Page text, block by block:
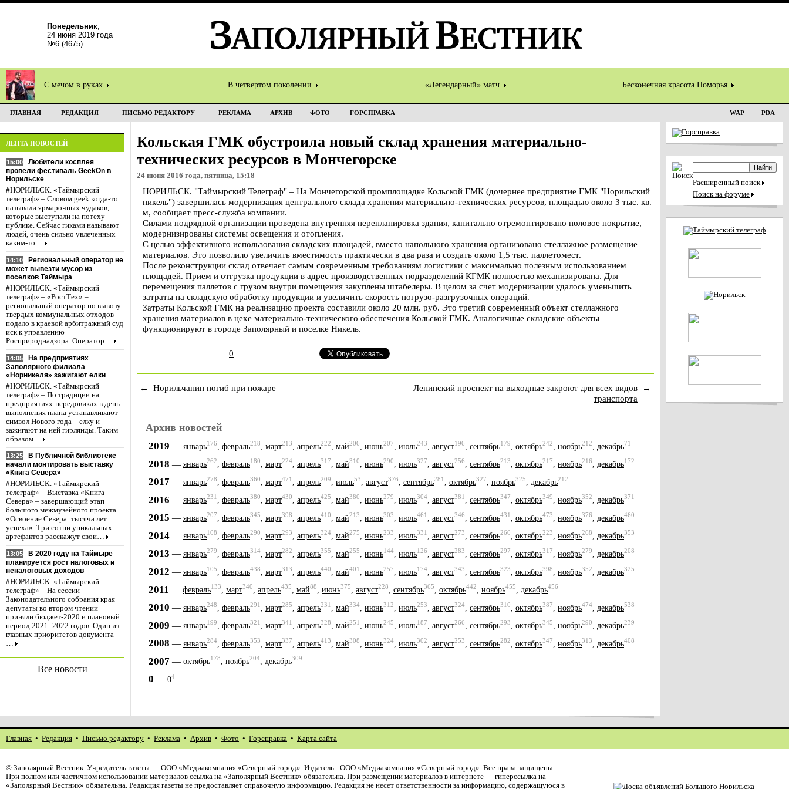
Понедельник,
24 июня 2019 года
№6 (4675)
С мечом в руках В четвертом поколении «Легендарный» матч Бесконечная красота Поморья
ГЛАВНАЯ РЕДАКЦИЯ ПИСЬМО РЕДАКТОРУ РЕКЛАМА АРХИВ ФОТО ГОРСПРАВКА WAP PDA
ЛЕНТА НОВОСТЕЙ
15:00
Любители косплея
провели фестиваль GeekOn в
Норильске
#НОРИЛЬСК. «Таймырский
телеграф» – Словом geek когда-то
называли ярмарочных чудаков,
которые выступали на потеху
публике. Сейчас гиками называют
людей, очень сильно увлеченных
каким-то…
14:10
Региональный оператор не
может вывезти мусор из
поселков Таймыра
#НОРИЛЬСК. «Таймырский
телеграф» – «РостТех» –
региональный оператор по вывозу
твердых коммунальных отходов –
подало в краевой арбитражный суд
иск к управлению
Росприроднадзора. Оператор…
14:05
На предприятиях
Заполярного филиала
«Норникеля» зажигают елки
#НОРИЛЬСК. «Таймырский
телеграф» – По традиции на
предприятиях-передовиках в день
выполнения плана устанавливают
символ Нового года – елку и
зажигают на ней гирлянды. Таким
образом…
13:25
В Публичной библиотеке
начали монтировать выставку
«Книга Севера»
#НОРИЛЬСК. «Таймырский
телеграф» – Выставка «Книга
Севера» – завершающий этап
большого межмузейного проекта
«Освоение Севера: тысяча лет
успеха». Три сотни уникальных
артефактов расскажут свои…
13:05
В 2020 году на Таймыре
планируется рост налоговых и
неналоговых доходов
#НОРИЛЬСК. «Таймырский
телеграф» – На сессии
Законодательного собрания края
депутаты во втором чтении
приняли бюджет-2020 и плановый
период 2021–2022 годов. Один из
главных приоритетов документа –
…
Все новости
Кольская ГМК обустроила новый склад хранения материально-
технических ресурсов в Мончегорске
24 июня 2016 года, пятница, 15:18
НОРИЛЬСК. "Таймырский Телеграф" – На Мончегорской промплощадке Кольской ГМК (дочернее предприятие ГМК "Норильский
никель") завершилась модернизация центрального склада хранения материально-технических ресурсов, площадью около 3 тыс. кв.
м, сообщает пресс-служба компании.
Силами подрядной организации проведена внутренняя перепланировка здания, капитально отремонтировано половое покрытие,
модернизированы системы освещения и отопления.
С целью эффективного использования складских площадей, вместо напольного хранения организовано стеллажное размещение
материалов. Это позволило увеличить вместимость практически в два раза и создать около 1,5 тыс. паллетомест.
После реконструкции склад отвечает самым современным требованиям логистики с максимально полезным использованием
площадей. Прием и отгрузка продукции в адрес производственных подразделений КГМК полностью механизирована. Для
перемещения паллетов с грузом внутри помещения закуплены штабелеры. В целом за счет модернизации удалось уменьшить
затраты на складскую обработку продукции и увеличить скорость погрузо-разгрузочных операций.
Затраты Кольской ГМК на реализацию проекта составили около 20 млн. руб. Это третий современный объект стеллажного
хранения материалов в цехе материально-технического обеспечения Кольской ГМК. Аналогичные складские объекты
функционируют в городе Заполярный и поселке Никель.
0
← Норильчанин погиб при пожаре
Ленинский проспект на выходные закроют для всех видов
транспорта
→
Архив новостей
2019 — январь176 февраль218 март213 апрель222 май206 июнь207 июль243 август196 сентябрь179 октябрь242 ноябрь212 декабрь71
2018 — январь262, февраль180, март224, апрель317, май310, июнь290, июль327, август256, сентябрь213, октябрь217, ноябрь216, декабрь172
2017 — январь278 февраль360 март471 апрель209 июль53 август376 сентябрь281 октябрь327 ноябрь325 декабрь212
2016 — январь231, февраль380, март430, апрель425, май380, июнь279, июль304, август381, сентябрь347, октябрь349, ноябрь352, декабрь371
2015 — январь207 февраль345 март398 апрель410 май213 июнь303 июль461 август346 сентябрь431 октябрь473 ноябрь376 декабрь460
2014 — январь108, февраль290, март293, апрель324, май275, июнь233, июль331, август273, сентябрь260, октябрь223, ноябрь268, декабрь353
2013 — январь279 февраль314 март282 апрель355 май255 июнь144 июль126 август283 сентябрь297 октябрь317 ноябрь279 декабрь208
2012 — январь105 февраль438 март313 апрель440 май401 июнь257 июль174 август343 сентябрь323 октябрь398 ноябрь352 декабрь325
2011 — февраль133, март340, апрель435, май88, июнь375, август228, сентябрь365, октябрь442, ноябрь455, декабрь456
2010 — январь248 февраль291 март285 апрель231 май334 июнь312 июль253 август324 сентябрь310 октябрь387 ноябрь474 декабрь538
2009 — январь199, февраль321, март341, апрель328, май251, июнь245, июль187, август266, сентябрь293, октябрь345, ноябрь290, декабрь239
2008 — январь284 февраль353 март337 апрель413 май308 июнь324 июль302 август253 сентябрь282 октябрь347 ноябрь313 декабрь408
2007 — октябрь178, ноябрь204, декабрь309
0 — 04
Расширенный поиск
Поиск на форуме
Главная • Редакция • Письмо редактору • Реклама • Архив • Фото • Горсправка • Карта сайта
© Заполярный Вестник. Учредитель газеты — ООО «Медиакомпания «Северный город». Издатель - ООО «Медиакомпания «Северный город». Все права защищены.
При полном или частичном использовании материалов ссылка на «Заполярный Вестник» обязательна. При размещении материалов в интернете — гиперссылка на
«Заполярный Вестник» обязательна. Редакция газеты не предоставляет справочную информацию. Редакция не несет ответственности за информацию, содержащуюся в